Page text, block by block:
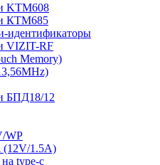
KTM608
КТМ685
идентификаторы
VIZIT-RF
Memory)
БПД18/12
WP
(12V/1.5A)
type-c